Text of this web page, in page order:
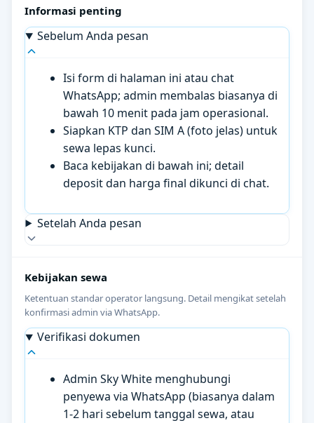
Informasi penting
Sebelum Anda pesan
Isi form di halaman ini atau chat
WhatsApp; admin membalas biasanya di
bawah 10 menit pada jam operasional.
Siapkan KTP dan SIM A (foto jelas) untuk
sewa lepas kunci.
Baca kebijakan di bawah ini; detail
deposit dan harga final dikunci di chat.
Setelah Anda pesan
Kebijakan sewa
Ketentuan standar operator langsung. Detail mengikat setelah
konfirmasi admin via WhatsApp.
Verifikasi dokumen
Admin Sky White menghubungi
penyewa via WhatsApp (biasanya dalam
1-2 hari sebelum tanggal sewa, atau